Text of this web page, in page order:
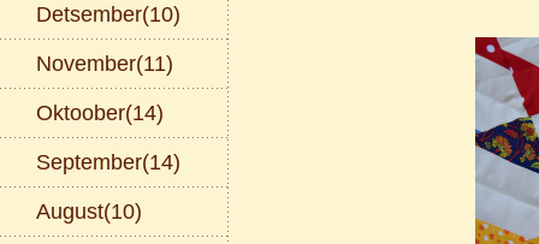
Detsember(10)
November(11)
Oktoober(14)
September(14)
August(10)